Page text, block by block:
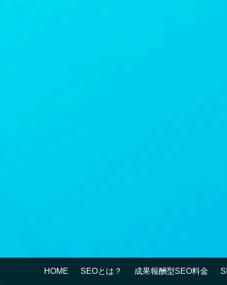
HOME SEOとは？ 成果報酬型SEO料金